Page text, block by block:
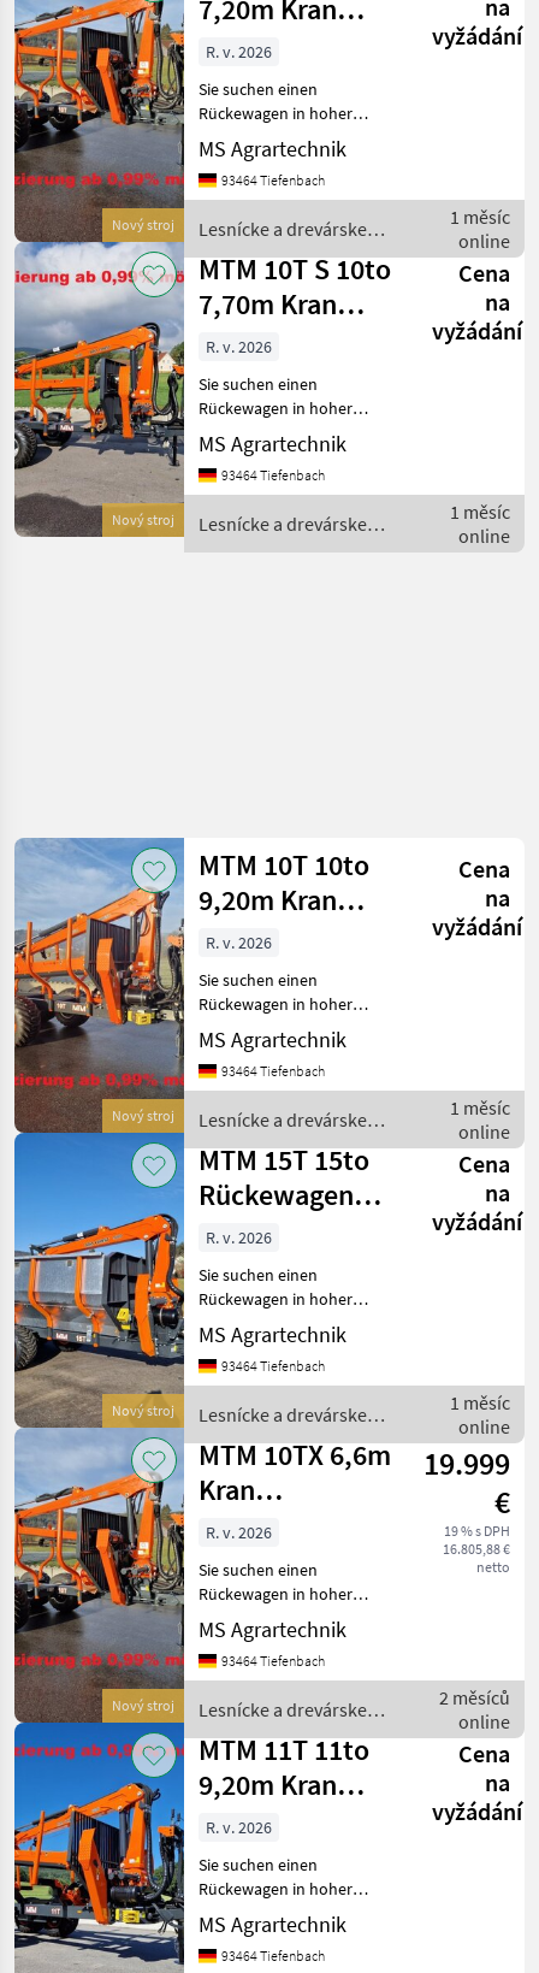
Nový stroj
7,20m Kran
Druckluft
Zentralrohrrahme
na
vyžádání
R. v. 2026
Sie suchen einen
Rückewagen in hoher
Verarbeitungsqualität und
mit starken Hubkräften.
Dann sind Sie bei MTM
Rückewägen sind die
wahrscheinlich be
MS Agrartechnik
93464 Tiefenbach
Lesnícke a drevárske
stroje / MTM Forest
1 měsíc
online
Nový stroj
MTM 10T S 10to
7,70m Kran
Druckluft
Zentralrohrrahme
Cena
na
vyžádání
R. v. 2026
Sie suchen einen
Rückewagen in hoher
Verarbeitungsqualität und
mit starken Hubkräften.
Dann sind Sie bei MTM
Rückewägen sind die
wahrscheinlich be
MS Agrartechnik
93464 Tiefenbach
Lesnícke a drevárske
stroje / MTM Forest
1 měsíc
online
Nový stroj
MTM 10T 10to
9,20m Kran
Druckluft
Doppelrohrrahmen
Cena
na
vyžádání
R. v. 2026
Sie suchen einen
Rückewagen in hoher
Verarbeitungsqualität und
mit starken Hubkräften.
Dann sind Sie bei MTM
Rückewägen sind die
wahrscheinlich be
MS Agrartechnik
93464 Tiefenbach
Lesnícke a drevárske
stroje / MTM Forest
1 měsíc
online
Nový stroj
MTM 15T 15to
Rückewagen
9,8m Kran
Druckluft
Astwanne
Cena
na
vyžádání
R. v. 2026
Sie suchen einen
Rückewagen in hoher
Verarbeitungsqualität und
mit starken Hubkräften.
Dann sind Sie bei MTM
Rückewägen sind die
wahrscheinlich be
MS Agrartechnik
93464 Tiefenbach
Lesnícke a drevárske
stroje / MTM Forest
1 měsíc
online
Nový stroj
MTM 10TX 6,6m
Kran
Rückewagen
19.999
€
19 % s DPH
16.805,88 €
netto
R. v. 2026
Sie suchen einen
Rückewagen in hoher
Verarbeitungsqualität und
mit starken Hubkräften.
Dann sind Sie bei MTM
Rückewägen sind die
wahrscheinlich be
MS Agrartechnik
93464 Tiefenbach
Lesnícke a drevárske
stroje / MTM Forest
2 měsíců
online
MTM 11T 11to
9,20m Kran
Forwarder
Rungen
Druckluft R
Cena
na
vyžádání
R. v. 2026
Sie suchen einen
Rückewagen in hoher
Verarbeitungsqualität und
mit starken Hubkräften.
Dann sind Sie bei MTM
MS Agrartechnik
93464 Tiefenbach